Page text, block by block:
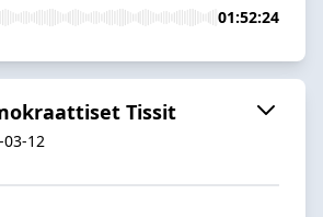
01:52:24
Tissit
03-12